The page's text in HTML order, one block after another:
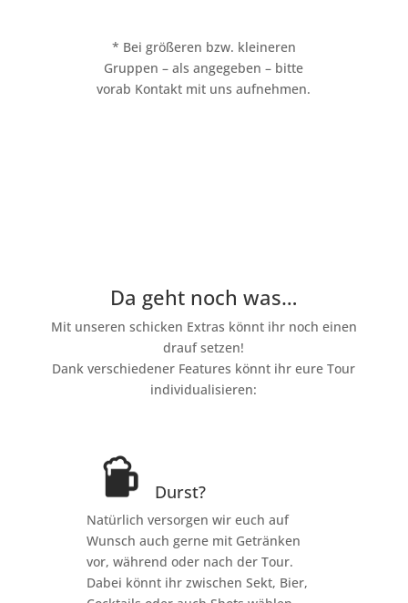
* Bei größeren bzw. kleineren
Gruppen – als angegeben – bitte
vorab Kontakt mit uns aufnehmen.
Da geht noch was…
Mit unseren schicken Extras könnt ihr noch einen
drauf setzen!
Dank verschiedener Features könnt ihr eure Tour
individualisieren:
Durst?
Natürlich versorgen wir euch auf
Wunsch auch gerne mit Getränken
vor, während oder nach der Tour.
Dabei könnt ihr zwischen Sekt, Bier,